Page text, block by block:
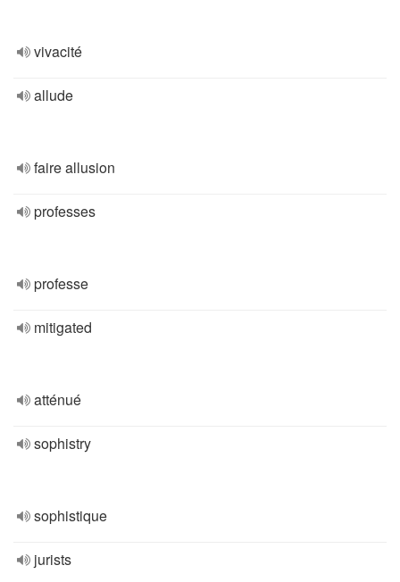
vivacité
allude
faire allusion
professes
professe
mitigated
atténué
sophistry
sophistique
jurists